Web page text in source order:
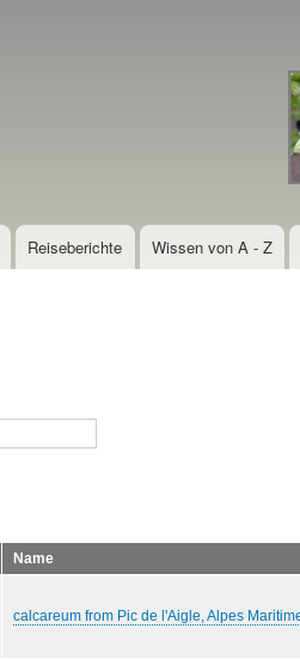
Reiseberichte Wissen von A - Z
Name
calcareum from Pic de l'Aigle, Alpes